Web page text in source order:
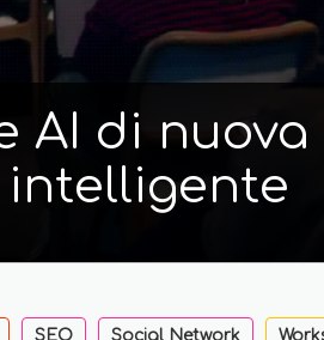
AI di
SEO Social Network